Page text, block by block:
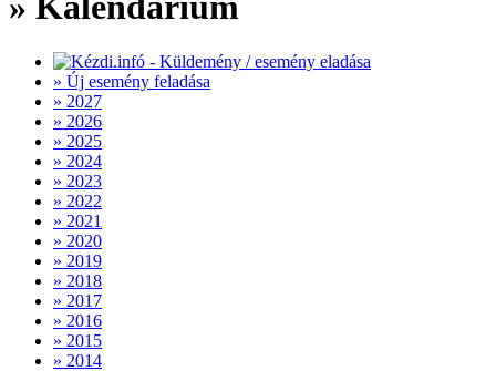
» Új esemény feladása
» 2027
» 2026
» 2025
» 2024
» 2023
» 2022
» 2021
» 2020
» 2019
» 2018
» 2017
» 2016
» 2015
» 2014